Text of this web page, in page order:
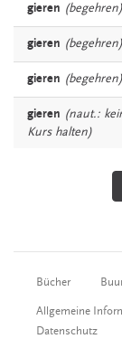
gieren (begehren)
gieren (begehren)
gieren (begehren)
gieren (naut.:
Kurs halten)
Bücher
Allgemeine
Datenschutz